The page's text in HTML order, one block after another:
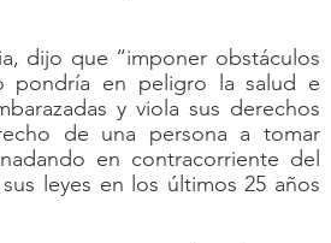
dijo que “imponer obstáculos
pondría en peligro la salud e
y viola sus derechos
de una persona a tomar
en contracorriente del
leyes en los últimos 25 años